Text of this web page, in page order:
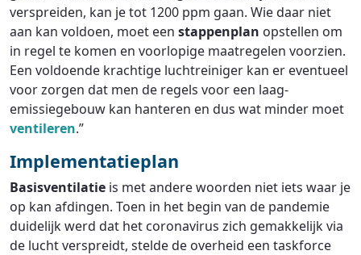
verspreiden, kan je tot 1200 ppm gaan. Wie daar niet
aan kan voldoen, moet een stappenplan opstellen om
in regel te komen en voorlopige maatregelen voorzien.
Een voldoende krachtige luchtreiniger kan er eventueel
voor zorgen dat men de regels voor een laag-
emissiegebouw kan hanteren en dus wat minder moet
ventileren.”
Implementatieplan
Basisventilatie is met andere woorden niet iets waar je
op kan afdingen. Toen in het begin van de pandemie
duidelijk werd dat het coronavirus zich gemakkelijk via
de lucht verspreidt, stelde de overheid een taskforce